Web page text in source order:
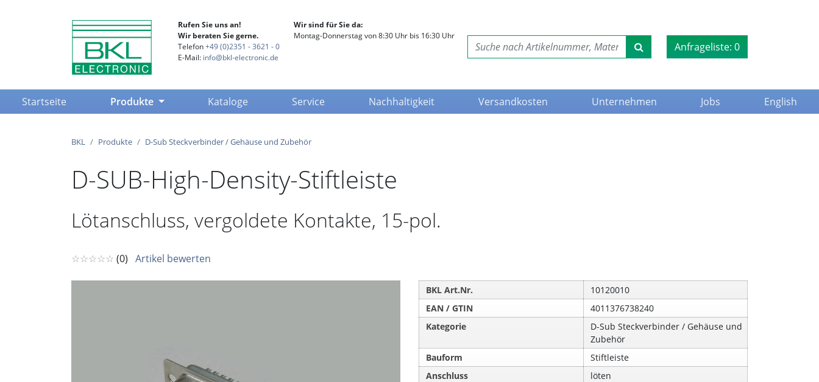
Rufen Sie uns an!
Wir beraten Sie gerne.
Telefon+49 (0)2351 - 3621 - 0
E-Mail: info@bkl-electronic.de
Wir sind für Sie da:
Montag-Donnerstag von 8:30 Uhr bis 16:30 Uhr
Anfrageliste: 0
Startseite(current) Produkte Kataloge Service Nachhaltigkeit Versandkosten Unternehmen Jobs English
BKL Produkte D-Sub Steckverbinder / Gehäuse und Zubehör
D-SUB-High-Density-Stiftleiste
Lötanschluss, vergoldete Kontakte, 15-pol.
☆☆☆☆☆ (0) Artikel bewerten
BKL Art.Nr.
10120010
EAN / GTIN
4011376738240
Kategorie
D-Sub Steckverbinder / Gehäuse und
Zubehör
Bauform
Stiftleiste
Anschluss
löten